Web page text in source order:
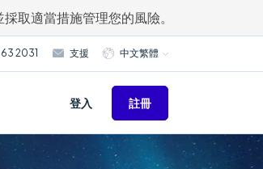
取適當措施管理您的風險。
2031 支援 中文繁體
登入 註冊